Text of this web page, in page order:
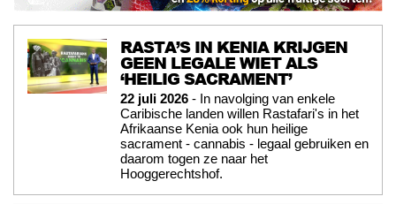
RASTA’S IN KENIA KRIJGEN
GEEN LEGALE WIET ALS
‘HEILIG SACRAMENT’
22 juli 2026 - In navolging van enkele
Caribische landen willen Rastafari's in het
Afrikaanse Kenia ook hun heilige
sacrament - cannabis - legaal gebruiken en
daarom togen ze naar het
Hooggerechtshof.